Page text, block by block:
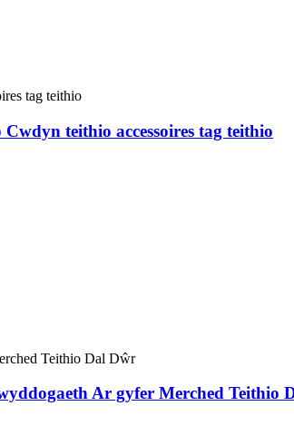
teithio accessoires tag teithio
Ar gyfer Merched Teithio